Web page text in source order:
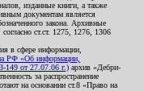
изданные книги, а также
документам является
закона. Архивные
ст.ст. 1275, 1276, 1306
в сфере информации,
РФ «Об информации,
149 от 27.07.06 г.) архив «Дебри-
за распространение
на основании ст.8 «Право на